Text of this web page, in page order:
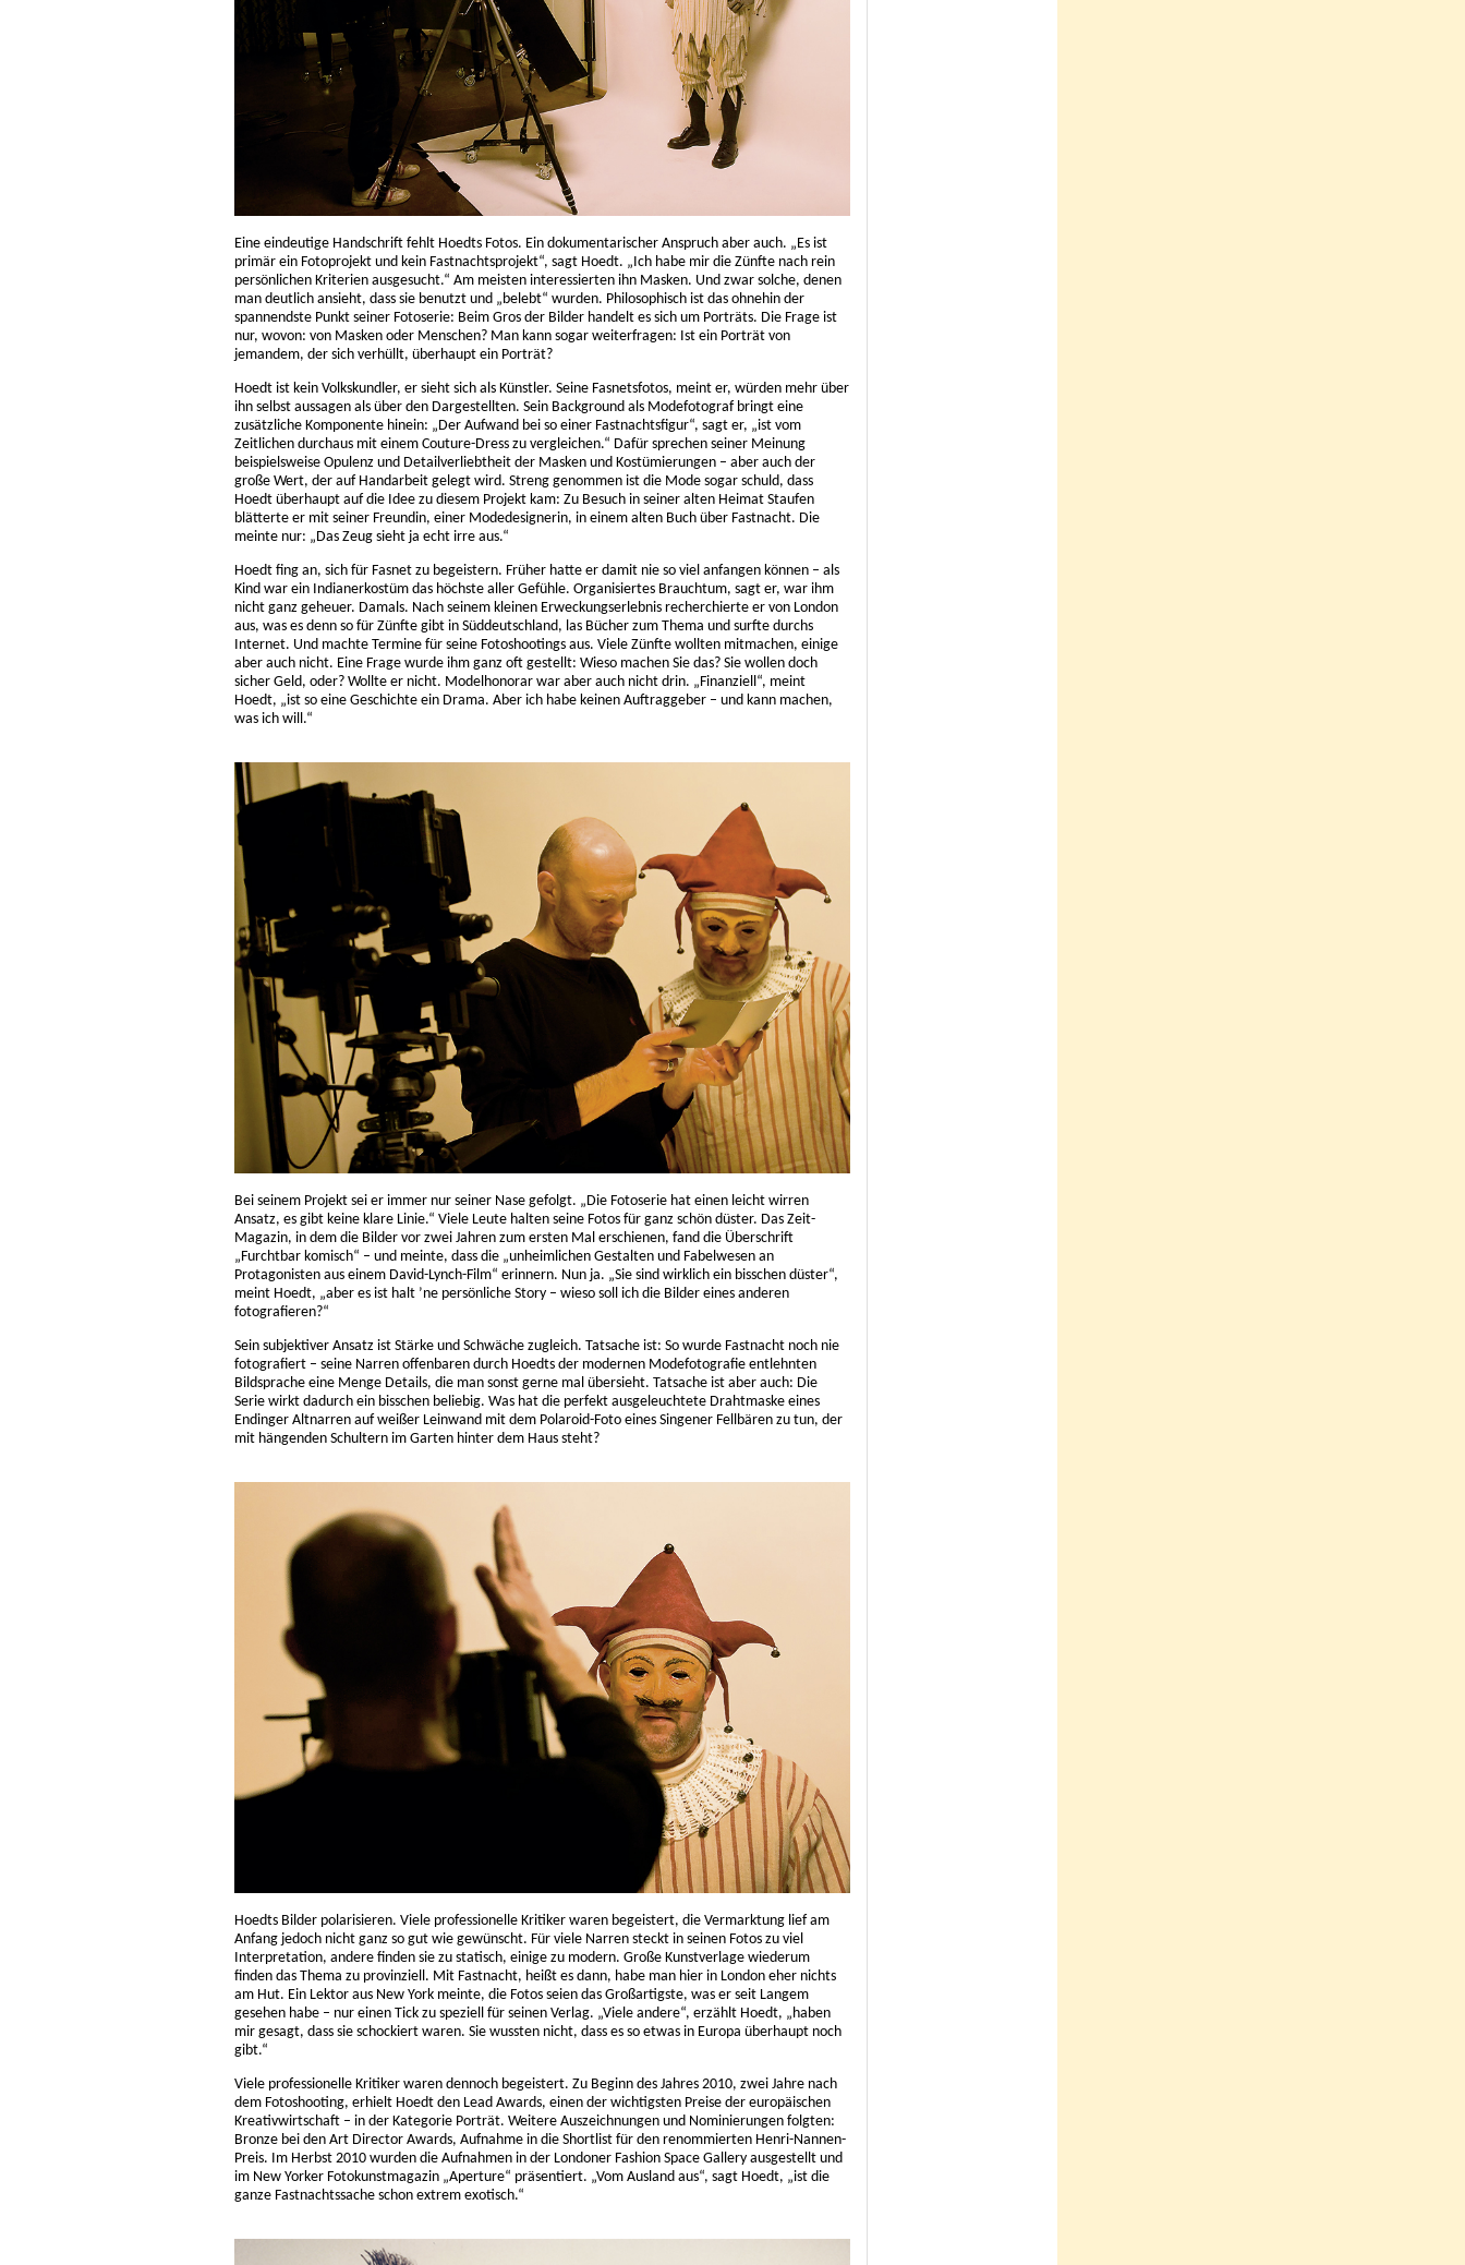
Eine eindeutige Handschrift fehlt Hoedts Fotos. Ein dokumentarischer Anspruch aber auch. „Es ist
primär ein Fotoprojekt und kein Fastnachtsprojekt“, sagt Hoedt. „Ich habe mir die Zünfte nach rein
persönlichen Kriterien ausgesucht.“ Am meisten interessierten ihn Masken. Und zwar solche, denen
man deutlich ansieht, dass sie benutzt und „belebt“ wurden. Philosophisch ist das ohnehin der
spannendste Punkt seiner Fotoserie: Beim Gros der Bilder handelt es sich um Porträts. Die Frage ist
nur, wovon: von Masken oder Menschen? Man kann sogar weiterfragen: Ist ein Porträt von
jemandem, der sich verhüllt, überhaupt ein Porträt?
Hoedt ist kein Volkskundler, er sieht sich als Künstler. Seine Fasnetsfotos, meint er, würden mehr über
ihn selbst aussagen als über den Dargestellten. Sein Background als Modefotograf bringt eine
zusätzliche Komponente hinein: „Der Aufwand bei so einer Fastnachtsfigur“, sagt er, „ist vom
Zeitlichen durchaus mit einem Couture-Dress zu vergleichen.“ Dafür sprechen seiner Meinung
beispielsweise Opulenz und Detailverliebtheit der Masken und Kostümierungen – aber auch der
große Wert, der auf Handarbeit gelegt wird. Streng genommen ist die Mode sogar schuld, dass
Hoedt überhaupt auf die Idee zu diesem Projekt kam: Zu Besuch in seiner alten Heimat Staufen
blätterte er mit seiner Freundin, einer Modedesignerin, in einem alten Buch über Fastnacht. Die
meinte nur: „Das Zeug sieht ja echt irre aus.“
Hoedt fing an, sich für Fasnet zu begeistern. Früher hatte er damit nie so viel anfangen können – als
Kind war ein Indianerkostüm das höchste aller Gefühle. Organisiertes Brauchtum, sagt er, war ihm
nicht ganz geheuer. Damals. Nach seinem kleinen Erweckungserlebnis recherchierte er von London
aus, was es denn so für Zünfte gibt in Süddeutschland, las Bücher zum Thema und surfte durchs
Internet. Und machte Termine für seine Fotoshootings aus. Viele Zünfte wollten mitmachen, einige
aber auch nicht. Eine Frage wurde ihm ganz oft gestellt: Wieso machen Sie das? Sie wollen doch
sicher Geld, oder? Wollte er nicht. Modelhonorar war aber auch nicht drin. „Finanziell“, meint
Hoedt, „ist so eine Geschichte ein Drama. Aber ich habe keinen Auftraggeber – und kann machen,
was ich will.“
Bei seinem Projekt sei er immer nur seiner Nase gefolgt. „Die Fotoserie hat einen leicht wirren
Ansatz, es gibt keine klare Linie.“ Viele Leute halten seine Fotos für ganz schön düster. Das Zeit-
Magazin, in dem die Bilder vor zwei Jahren zum ersten Mal erschienen, fand die Überschrift
„Furchtbar komisch“ – und meinte, dass die „unheimlichen Gestalten und Fabelwesen an
Protagonisten aus einem David-Lynch-Film“ erinnern. Nun ja. „Sie sind wirklich ein bisschen düster“,
meint Hoedt, „aber es ist halt ’ne persönliche Story – wieso soll ich die Bilder eines anderen
fotografieren?“
Sein subjektiver Ansatz ist Stärke und Schwäche zugleich. Tatsache ist: So wurde Fastnacht noch nie
fotografiert – seine Narren offenbaren durch Hoedts der modernen Modefotografie entlehnten
Bildsprache eine Menge Details, die man sonst gerne mal übersieht. Tatsache ist aber auch: Die
Serie wirkt dadurch ein bisschen beliebig. Was hat die perfekt ausgeleuchtete Drahtmaske eines
Endinger Altnarren auf weißer Leinwand mit dem Polaroid-Foto eines Singener Fellbären zu tun, der
mit hängenden Schultern im Garten hinter dem Haus steht?
Hoedts Bilder polarisieren. Viele professionelle Kritiker waren begeistert, die Vermarktung lief am
Anfang jedoch nicht ganz so gut wie gewünscht. Für viele Narren steckt in seinen Fotos zu viel
Interpretation, andere finden sie zu statisch, einige zu modern. Große Kunstverlage wiederum
finden das Thema zu provinziell. Mit Fastnacht, heißt es dann, habe man hier in London eher nichts
am Hut. Ein Lektor aus New York meinte, die Fotos seien das Großartigste, was er seit Langem
gesehen habe – nur einen Tick zu speziell für seinen Verlag. „Viele andere“, erzählt Hoedt, „haben
mir gesagt, dass sie schockiert waren. Sie wussten nicht, dass es so etwas in Europa überhaupt noch
gibt.“
Viele professionelle Kritiker waren dennoch begeistert. Zu Beginn des Jahres 2010, zwei Jahre nach
dem Fotoshooting, erhielt Hoedt den Lead Awards, einen der wichtigsten Preise der europäischen
Kreativwirtschaft – in der Kategorie Porträt. Weitere Auszeichnungen und Nominierungen folgten:
Bronze bei den Art Director Awards, Aufnahme in die Shortlist für den renommierten Henri-Nannen-
Preis. Im Herbst 2010 wurden die Aufnahmen in der Londoner Fashion Space Gallery ausgestellt und
im New Yorker Fotokunstmagazin „Aperture“ präsentiert. „Vom Ausland aus“, sagt Hoedt, „ist die
ganze Fastnachtssache schon extrem exotisch.“